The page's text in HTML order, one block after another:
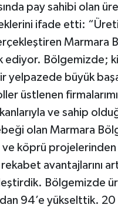
pay sahibi olan
ifade etti:
Marmara
ediyor. Bölgemizde;
büyük
üstlenen
ve sahip
olan Marmara
köprü
avantajlarını
Bölgemizde
94’e yükselttik.